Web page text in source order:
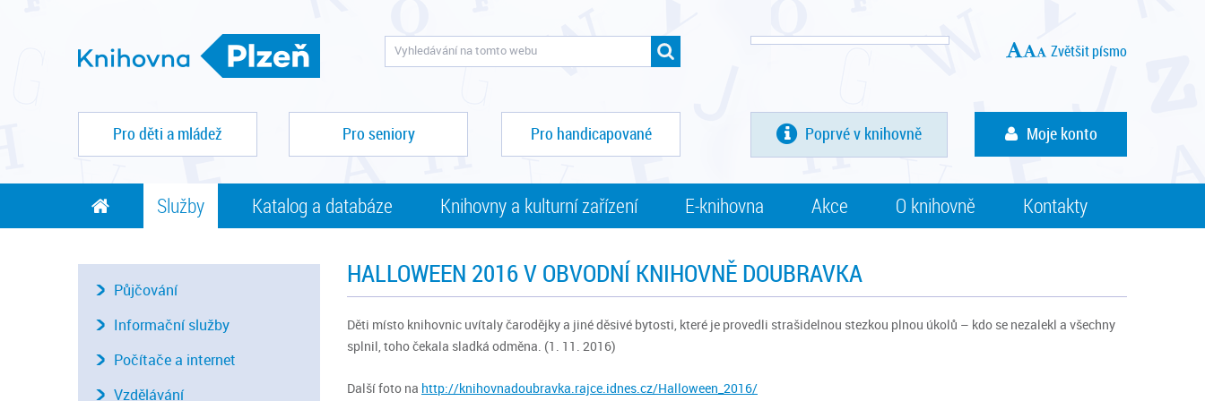
Zvětšit písmo
Pro děti a mládež Pro seniory Pro handicapované Poprvé v knihovně Moje konto
Služby Katalog a databáze Knihovny a kulturní zařízení E-knihovna Akce O knihovně Kontakty
HALLOWEEN 2016 V OBVODNÍ KNIHOVNĚ DOUBRAVKA
Děti místo knihovnic uvítaly čarodějky a jiné děsivé bytosti, které je provedli strašidelnou stezkou plnou úkolů – kdo se nezalekl a všechny
splnil, toho čekala sladká odměna. (1. 11. 2016)
Další foto na http://knihovnadoubravka.rajce.idnes.cz/Halloween_2016/
Půjčování
Informační služby
Počítače a internet
Vzdělávání